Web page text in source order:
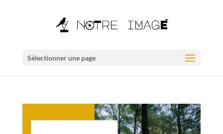
Sélectionner une page